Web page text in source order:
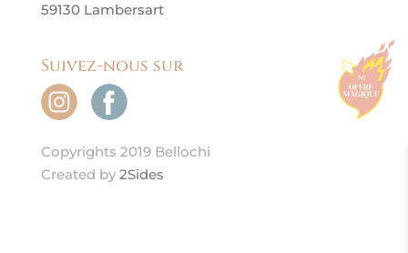
59130 Lambersart
Suivez-nous sur
Copyrights 2019 Bellochi
Created by 2Sides